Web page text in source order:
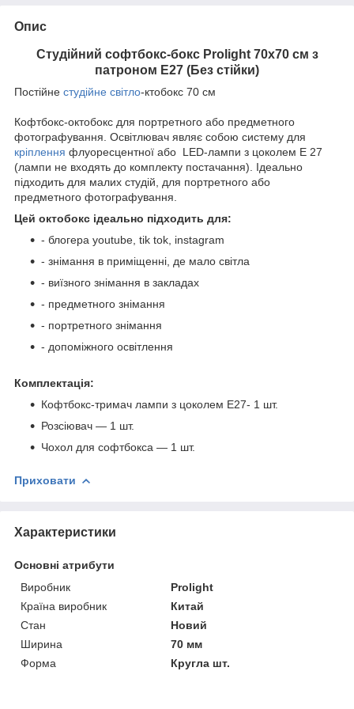
Опис
Студійний софтбокс-бокс Prolight 70х70 см з
патроном Е27 (Без стійки)
Постійне студійне світло-ктобокс 70 см
Кофтбокс-октобокс для портретного або предметного
фотографування. Освітлювач являє собою систему для
кріплення флуоресцентної або LED-лампи з цоколем Е 27
(лампи не входять до комплекту постачання). Ідеально
підходить для малих студій, для портретного або
предметного фотографування.
Цей октобокс ідеально підходить для:
- блогера youtube, tik tok, instagram
- знімання в приміщенні, де мало світла
- виїзного знімання в закладах
- предметного знімання
- портретного знімання
- допоміжного освітлення
Комплектація:
Кофтбокс-тримач лампи з цоколем E27- 1 шт.
Розсіювач — 1 шт.
Чохол для софтбокса — 1 шт.
Приховати
Характеристики
Основні атрибути
Виробник
Prolight
Країна виробник
Китай
Стан
Новий
Ширина
70 мм
Форма
Кругла шт.